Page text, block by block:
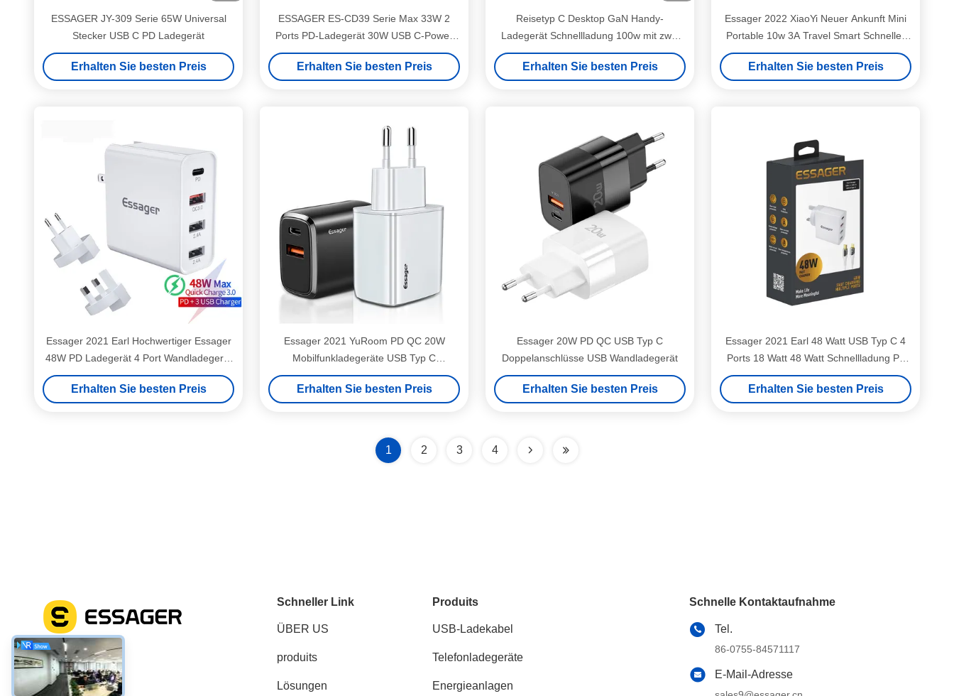
ESSAGER JY-309 Serie 65W Universal
Stecker USB C PD Ladegerät
Erhalten Sie besten Preis
ESSAGER ES-CD39 Serie Max 33W 2
Ports PD-Ladegerät 30W USB C-Power
Adapter
Erhalten Sie besten Preis
Reisetyp C Desktop GaN Handy-
Ladegerät Schnellladung 100w mit zwei
USB-Anschlüssen
Erhalten Sie besten Preis
Essager 2022 XiaoYi Neuer Ankunft Mini
Portable 10w 3A Travel Smart Schneller
Wandladegerät für Mobiltelefon
Erhalten Sie besten Preis
Essager 2021 Earl Hochwertiger Essager
48W PD Ladegerät 4 Port Wandladegerät
QC3.0 Wandladegerät UK US Adapter
Erhalten Sie besten Preis
Essager 2021 YuRoom PD QC 20W
Mobilfunkladegeräte USB Typ C
Ladekabel USB 100-240V PD
Wandladegerät
Erhalten Sie besten Preis
Essager 20W PD QC USB Typ C
Doppelanschlüsse USB Wandladegerät
Erhalten Sie besten Preis
Essager 2021 Earl 48 Watt USB Typ C 4
Ports 18 Watt 48 Watt Schnellladung Pd
Wandladegerät für Mobiltelefon mit Kabel
Erhalten Sie besten Preis
1 2 3 4
Soziale Medien
Schneller Link
ÜBER US
produits
Lösungen
Produits
USB-Ladekabel
Telefonladegeräte
Energieanlagen
Schnelle Kontaktaufnahme
Tel.
86-0755-84571117
E-Mail-Adresse